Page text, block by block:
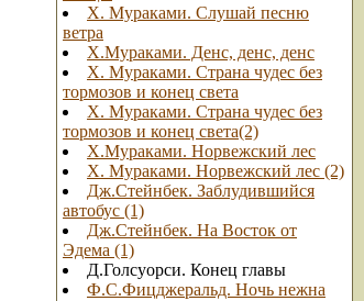
Х. Мураками. Слушай песню
ветра
Х.Мураками. Денс, денс, денс
Х. Мураками. Страна чудес без
тормозов и конец света
Х. Мураками. Страна чудес без
тормозов и конец света(2)
Х.Мураками. Норвежский лес
Х. Мураками. Норвежский лес (2)
Дж.Стейнбек. Заблудившийся
автобус (1)
Дж.Стейнбек. На Восток от
Эдема (1)
Д.Голсуорси. Конец главы
Ф.С.Фицджеральд. Ночь нежна